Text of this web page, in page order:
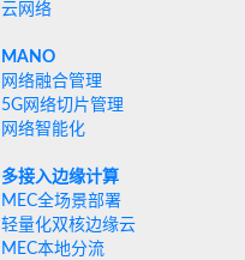
云网络
MANO
网络融合管理
5G网络切片管理
网络智能化
多接入边缘计算
MEC全场景部署
轻量化双核边缘云
MEC本地分流